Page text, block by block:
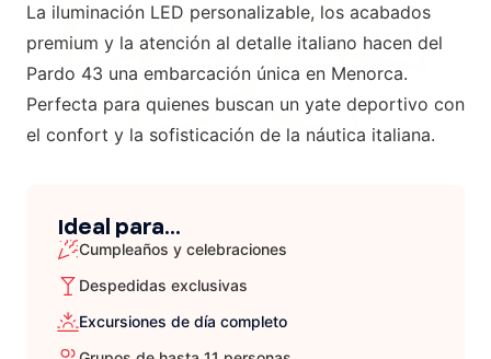
La iluminación LED personalizable, los acabados
premium y la atención al detalle italiano hacen del
Pardo 43 una embarcación única en Menorca.
Perfecta para quienes buscan un yate deportivo con
el confort y la sofisticación de la náutica italiana.
Ideal para...
Cumpleaños y celebraciones
Despedidas exclusivas
Excursiones de día completo